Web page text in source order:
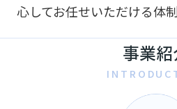
心してお任せいただける体
事業